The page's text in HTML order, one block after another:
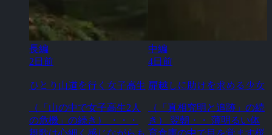
長編
2日前
ひとり山道を行く女子高生
（「山の中で女子高生2人
の危機」の続き） ・・・
中編
4日前
扉越しに助けを求める少女
（「真相究明と追跡」の続
き） 翌朝・・ 薄明るい体